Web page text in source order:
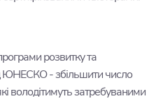
розвитку та
ЮНЕСКО - збільшити число
володітимуть затребуваними